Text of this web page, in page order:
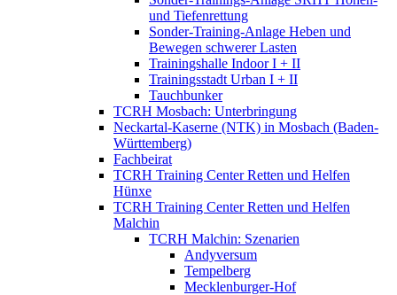
und Tiefenrettung
Sonder-Training-Anlage Heben und
Bewegen schwerer Lasten
Trainingshalle Indoor I + II
Trainingsstadt Urban I + II
Tauchbunker
TCRH Mosbach: Unterbringung
Neckartal-Kaserne (NTK) in Mosbach (Baden-
Württemberg)
Fachbeirat
TCRH Training Center Retten und Helfen
Hünxe
TCRH Training Center Retten und Helfen
Malchin
TCRH Malchin: Szenarien
Andyversum
Tempelberg
Mecklenburger-Hof